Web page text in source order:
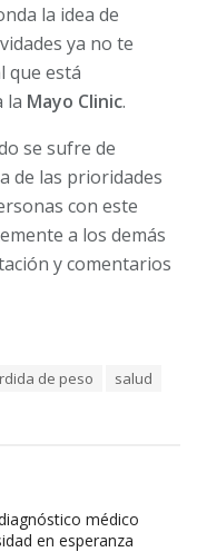
la idea de
ya no te
que está
la Mayo Clinic.
se sufre de
de las prioridades
con este
a los demás
y comentarios
de peso
salud
médico
en esperanza